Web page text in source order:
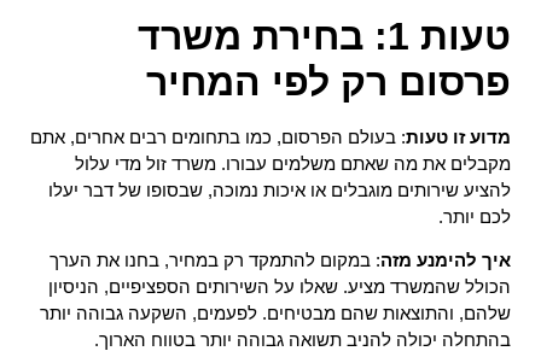
טעות 1: בחירת משרד
פרסום רק לפי המחיר
מדוע זו טעות: בעולם הפרסום, כמו בתחומים רבים אחרים, אתם
מקבלים את מה שאתם משלמים עבורו. משרד זול מדי עלול
להציע שירותים מוגבלים או איכות נמוכה, שבסופו של דבר יעלו
לכם יותר.
איך להימנע מזה: במקום להתמקד רק במחיר, בחנו את הערך
הכולל שהמשרד מציע. שאלו על השירותים הספציפיים, הניסיון
שלהם, והתוצאות שהם מבטיחים. לפעמים, השקעה גבוהה יותר
בהתחלה יכולה להניב תשואה גבוהה יותר בטווח הארוך.